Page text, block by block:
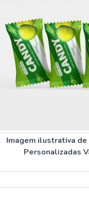
Imagem ilustrativa de
Personalizadas